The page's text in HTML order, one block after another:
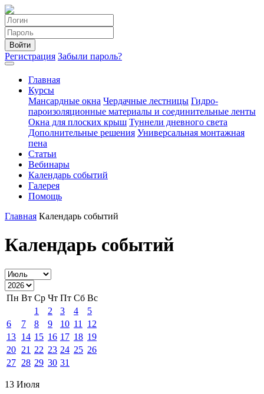
Войти
Регистрация Забыли пароль?
Главная
Курсы
Мансардные окна Чердачные лестницы Гидро-
пароизоляционные материалы и соединительные ленты
Окна для плоских крыш Туннели дневного света
Дополнительные решения Универсальная монтажная
пена
Статьи
Вебинары
Календарь событий
Галерея
Помощь
Главная Календарь событий
Календарь событий
Пн Вт Ср Чт Пт Сб Вс
1
2 3 4
5
6
7 8 9 10 11
12
13 14 15 16 17 18 19
20 21 22 23 24 25 26
27 28 29 30 31
13 Июля